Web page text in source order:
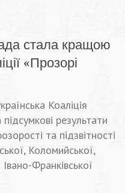
стала кращою
«Прозорі
Коаліція
результати
та підзвітності
Коломийської,
Франківської